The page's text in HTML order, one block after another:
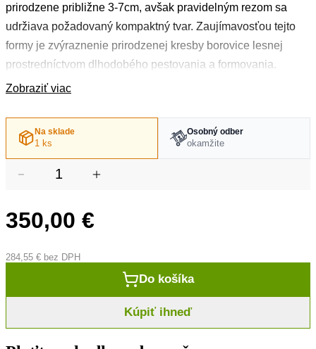
prirodzene približne 3-7cm, avšak pravidelným rezom sa
udržiava požadovaný kompaktný tvar. Zaujímavosťou tejto
formy je zvýraznenie prirodzenej kresby borovice lesnej
prostredníctvom dlhodobého pestovania a formovania.
Zobraziť viac
Na sklade
1 ks
Osobný odber
okamžite
350,00 €
284,55 € bez DPH
Do košíka
Kúpiť ihneď